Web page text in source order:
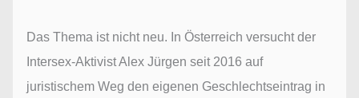
Das Thema ist nicht neu. In Österreich versucht der
Intersex-Aktivist Alex Jürgen seit 2016 auf
juristischem Weg den eigenen Geschlechtseintrag in